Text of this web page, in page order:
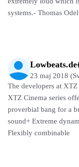
systems.- Thomas
Lowbeats.de
23 maj 2018
The developers at
XTZ Cinema series
proverbial bang for a
sound+ Extreme
Flexibly combinable